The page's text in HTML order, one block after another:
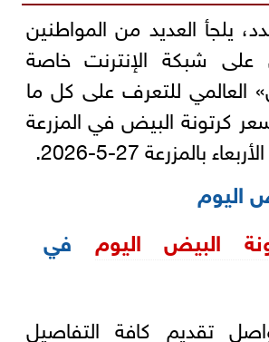
يلجأ العديد من المواطنين
على شبكة الإنترنت خاصة
للتعرف على كل ما
كرتونة البيض في المزرعة
بالمزرعة 27-5-2026.
اليوم
البيض اليوم في
تقديم كافة التفاصيل